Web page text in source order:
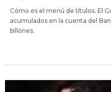
Cómo es el menú de títulos. El
acumulados en la cuenta del
billones.